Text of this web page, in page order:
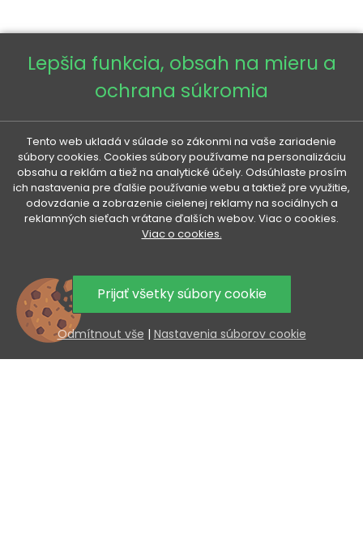
Zodpovedný hospodársky subjekt za tento produkt v
VENETI 
VŠETKO O NÁKUPE
UŽITOČNÉ INFORMÁCIE
Lepšia funkcia, obsah na mieru a
ochrana súkromia
Tento web ukladá v súlade so zákonmi na vaše zariadenie
súbory cookies. Cookies súbory používame na personalizáciu
obsahu a reklám a tiež na analytické účely. Odsúhlaste prosím
ich nastavenia pre ďalšie používanie webu a taktiež pre využitie,
odovzdanie a zobrazenie cielenej reklamy na sociálnych a
reklamných sieťach vrátane ďalších webov. Viac o cookies.
Viac o cookies.
Prijať všetky súbory cookie
Odmítnout vše | Nastavenia súborov cookie